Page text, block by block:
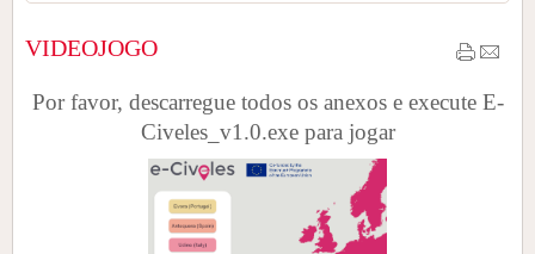
VIDEOJOGO
Por favor, descarregue todos os anexos e execute E-
Civeles_v1.0.exe para jogar